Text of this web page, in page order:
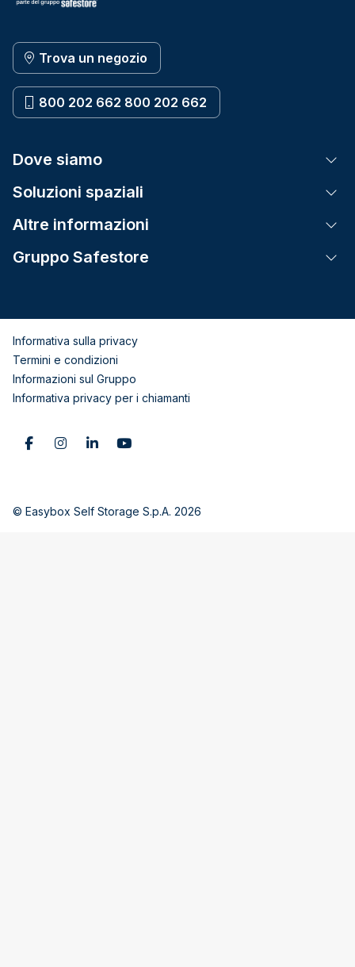
Trova un negozio
800 202 662 800 202 662
Dove siamo
Soluzioni spaziali
Altre informazioni
Gruppo Safestore
Informativa sulla privacy
Termini e condizioni
Informazioni sul Gruppo
Informativa privacy per i chiamanti
© Easybox Self Storage S.p.A. 2026